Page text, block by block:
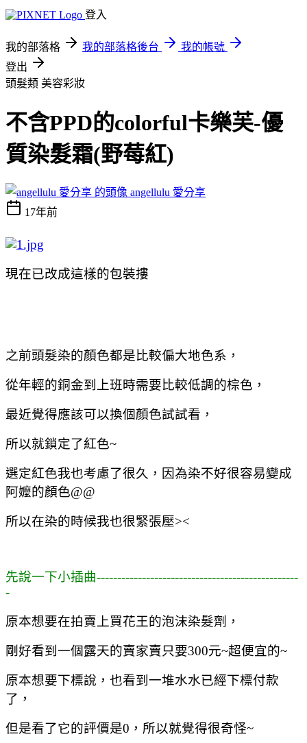
登入
我的部落格 我的部落格後台
我的帳號
登出
頭髮類 美容彩妝
不含PPD的colorful卡樂芙-優
質染髮霜(野莓紅)
angellulu 愛分享
17年前
現在已改成這樣的包裝摟
之前頭髮染的顏色都是比較偏大地色系，
從年輕的銅金到上班時需要比較低調的棕色，
最近覺得應該可以換個顏色試試看，
所以就鎖定了紅色~
選定紅色我也考慮了很久，因為染不好很容易變成
阿嬤的顏色@@
所以在染的時候我也很緊張壓><
先說一下小插曲-------------------------------------------------
-
原本想要在拍賣上買花王的泡沫染髮劑，
剛好看到一個露天的賣家賣只要300元~超便宜的~
原本想要下標說，也看到一堆水水已經下標付款
了，
但是看了它的評價是0，所以就覺得很奇怪~